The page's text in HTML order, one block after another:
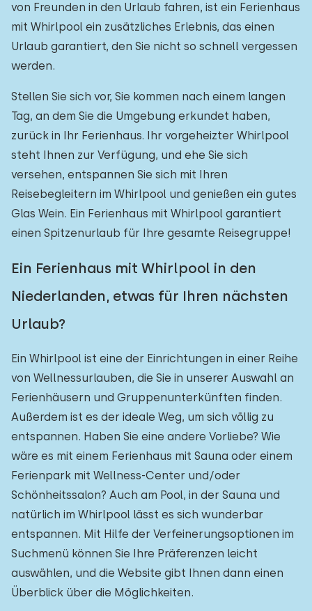
von Freunden in den Urlaub fahren, ist ein Ferienhaus
mit Whirlpool ein zusätzliches Erlebnis, das einen
Urlaub garantiert, den Sie nicht so schnell vergessen
werden.
Stellen Sie sich vor, Sie kommen nach einem langen
Tag, an dem Sie die Umgebung erkundet haben,
zurück in Ihr Ferienhaus. Ihr vorgeheizter Whirlpool
steht Ihnen zur Verfügung, und ehe Sie sich
versehen, entspannen Sie sich mit Ihren
Reisebegleitern im Whirlpool und genießen ein gutes
Glas Wein. Ein Ferienhaus mit Whirlpool garantiert
einen Spitzenurlaub für Ihre gesamte Reisegruppe!
Ein Ferienhaus mit Whirlpool in den
Niederlanden, etwas für Ihren nächsten
Urlaub?
Ein Whirlpool ist eine der Einrichtungen in einer Reihe
von Wellnessurlauben, die Sie in unserer Auswahl an
Ferienhäusern und Gruppenunterkünften finden.
Außerdem ist es der ideale Weg, um sich völlig zu
entspannen. Haben Sie eine andere Vorliebe? Wie
wäre es mit einem Ferienhaus mit Sauna oder einem
Ferienpark mit Wellness-Center und/oder
Schönheitssalon? Auch am Pool, in der Sauna und
natürlich im Whirlpool lässt es sich wunderbar
entspannen. Mit Hilfe der Verfeinerungsoptionen im
Suchmenü können Sie Ihre Präferenzen leicht
auswählen, und die Website gibt Ihnen dann einen
Überblick über die Möglichkeiten.